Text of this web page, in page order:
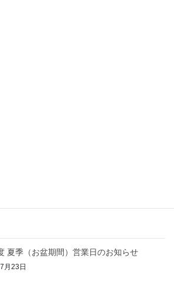
定
ジ
定
ジ
夏季（お盆期間）営業日のお知らせ
月23日